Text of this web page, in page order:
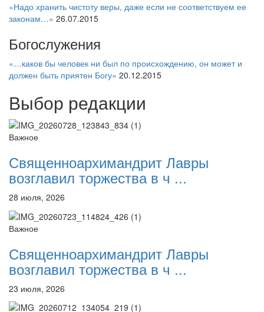
«Надо хранить чистоту веры, даже если не соответствуем ее
законам…» 26.07.2015
Богослужения
«…каков бы человек ни был по происхождению, он может и
должен быть приятен Богу» 20.12.2015
Выбор редакции
Важное
Священноархимандрит Лавры
возглавил торжества в ч ...
28 июля, 2026
Важное
Священноархимандрит Лавры
возглавил торжества в ч ...
23 июля, 2026